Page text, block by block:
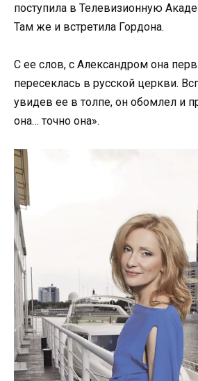
поступила в Телевизионную
Там же и встретила Гордона.
С ее слов, с Александром она
пересеклась в русской церкви.
увидев ее в толпе, он обомлел и
она… точно она».